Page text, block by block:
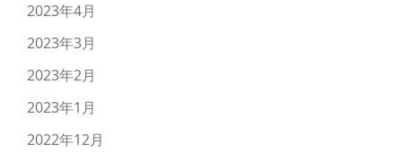
2023年4月
2023年3月
2023年2月
2023年1月
2022年12月